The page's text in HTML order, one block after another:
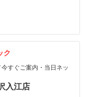
ク
すぐご案内・当日ネッ
入江店